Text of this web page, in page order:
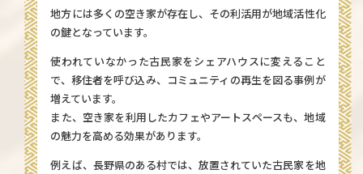
地方には多くの空き家が存在し、その利活用が地域活性化
の鍵となっています。
使われていなかった古民家をシェアハウスに変えること
で、移住者を呼び込み、コミュニティの再生を図る事例が
増えています。
また、空き家を利用したカフェやアートスペースも、地域
の魅力を高める効果があります。
例えば、長野県のある村では、放置されていた古民家を地